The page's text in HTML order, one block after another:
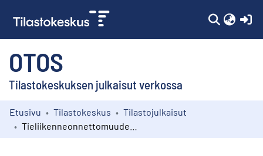
OTOS
Tilastokeskuksen julkaisut verkossa
Kokoelmat
Etusivu Tilastokeskus
Tilastojulkaisut